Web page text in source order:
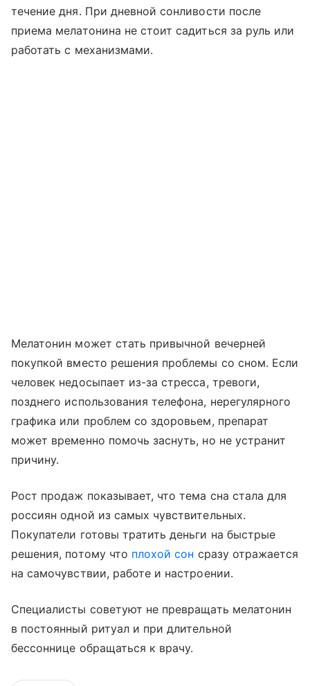
течение дня. При дневной сонливости после
приема мелатонина не стоит садиться за руль или
работать с механизмами.
Мелатонин может стать привычной вечерней
покупкой вместо решения проблемы со сном. Если
человек недосыпает из-за стресса, тревоги,
позднего использования телефона, нерегулярного
графика или проблем со здоровьем, препарат
может временно помочь заснуть, но не устранит
причину.
Рост продаж показывает, что тема сна стала для
россиян одной из самых чувствительных.
Покупатели готовы тратить деньги на быстрые
решения, потому что плохой сон сразу отражается
на самочувствии, работе и настроении.
Специалисты советуют не превращать мелатонин
в постоянный ритуал и при длительной
бессоннице обращаться к врачу.